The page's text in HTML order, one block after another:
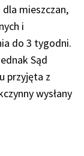
mieszczan,
i
do 3 tygodni.
Sąd
przyjęta z
wysłany